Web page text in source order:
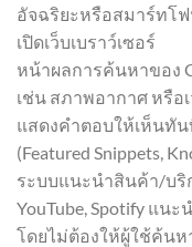
อัจฉริยะหรือสมาร์ทโ
เปิดเว็บเบราว์เซอร์
หน้าผลการค้นหาของ
เช่น สภาพอากาศ หรือ
แสดงคำตอบให้เห็นทั
(Featured Snippets,
ระบบแนะนำสินค้า/บริ
YouTube, Spotify แน
โดยไม่ต้องให้ผู้ใช้ค้นห